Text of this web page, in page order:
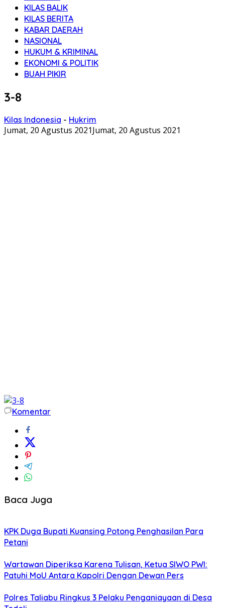
KILAS BALIK
KILAS BERITA
KABAR DAERAH
NASIONAL
HUKUM & KRIMINAL
EKONOMI & POLITIK
BUAH PIKIR
3-8
Kilas Indonesia - Hukrim
Jumat, 20 Agustus 2021Jumat, 20 Agustus 2021
Komentar
Baca Juga
KPK Duga Bupati Kuansing Potong Penghasilan Para
Petani
Wartawan Diperiksa Karena Tulisan, Ketua SIWO PWI:
Patuhi MoU Antara Kapolri Dengan Dewan Pers
Polres Taliabu Ringkus 3 Pelaku Penganiayaan di Desa